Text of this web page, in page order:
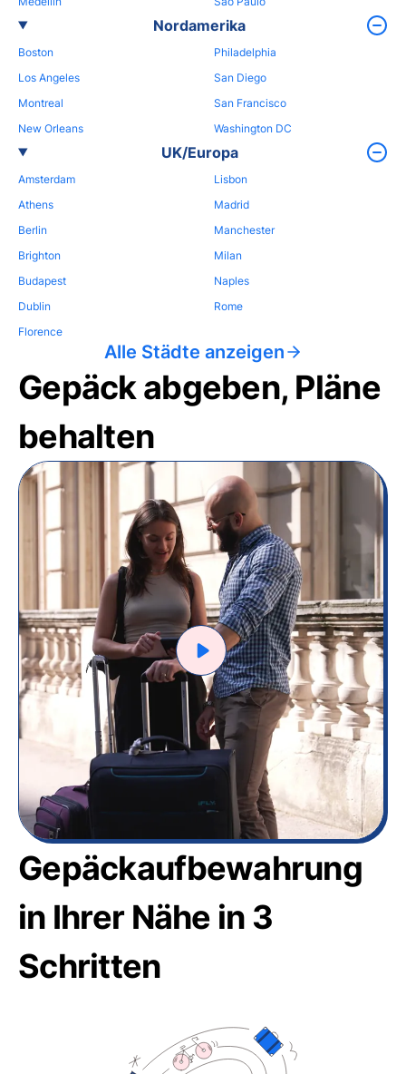
Nordamerika
Boston
Los Angeles
Montreal
New Orleans
Philadelphia
San Diego
San Francisco
Washington DC
UK/Europa
Amsterdam
Athens
Berlin
Brighton
Budapest
Dublin
Florence
Lisbon
Madrid
Manchester
Milan
Naples
Rome
Alle Städte anzeigen
Gepäck abgeben, Pläne
behalten
Gepäckaufbewahrung
in Ihrer Nähe in 3
Schritten